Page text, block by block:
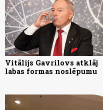
Vitālijs Gavrilovs atklāj
labas formas noslēpumu